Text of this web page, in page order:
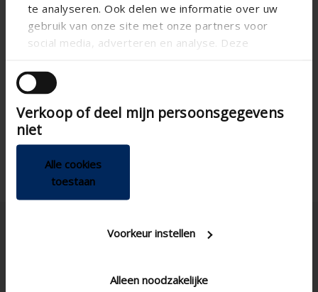
te analyseren. Ook delen we informatie over uw
gebruik van onze site met onze partners voor
social media, adverteren en analyse. Deze
andere informatie die u aan ze heeft verstrekt of
die ze hebben verzameld op basis van uw gebruik
van hun services.
Verkoop of deel mijn persoonsgegevens
niet
Alle cookies
toestaan
Voorkeur instellen
Alleen noodzakelijke